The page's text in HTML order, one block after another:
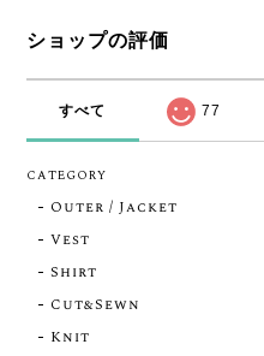
ショップの評価
すべて 77
CATEGORY
Outer / Jacket
Vest
Shirt
Cut&Sewn
Knit